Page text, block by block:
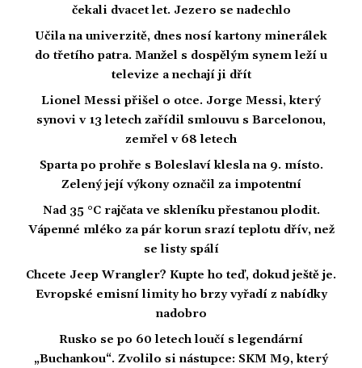
čekali dvacet let. Jezero se nadechlo
Učila na univerzitě, dnes nosí kartony minerálek
do třetího patra. Manžel s dospělým synem leží u
televize a nechají ji dřít
Lionel Messi přišel o otce. Jorge Messi, který
synovi v 13 letech zařídil smlouvu s Barcelonou,
zemřel v 68 letech
Sparta po prohře s Boleslaví klesla na 9. místo.
Zelený její výkony označil za impotentní
Nad 35 °C rajčata ve skleníku přestanou plodit.
Vápenné mléko za pár korun srazí teplotu dřív, než
se listy spálí
Chcete Jeep Wrangler? Kupte ho teď, dokud ještě je.
Evropské emisní limity ho brzy vyřadí z nabídky
nadobro
Rusko se po 60 letech loučí s legendární
„Buchankou“. Zvolilo si nástupce: SKM M9, který